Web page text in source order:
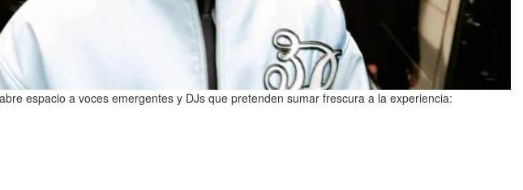
espacio a voces emergentes y DJs que pretenden sumar frescura a la experiencia: